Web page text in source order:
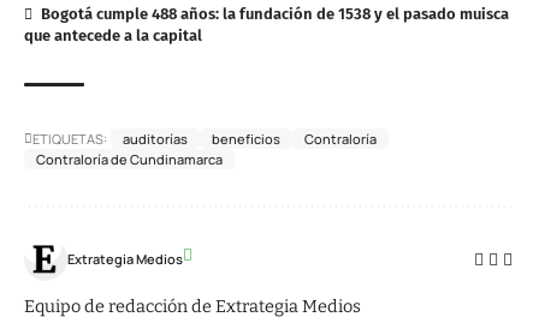
Bogotá cumple 488 años: la fundación de 1538 y el pasado muisca
que antecede a la capital
ETIQUETAS: auditorías beneficios
Contraloría
Contraloría de Cundinamarca
Extrategia Medios
Equipo de redacción de Extrategia Medios